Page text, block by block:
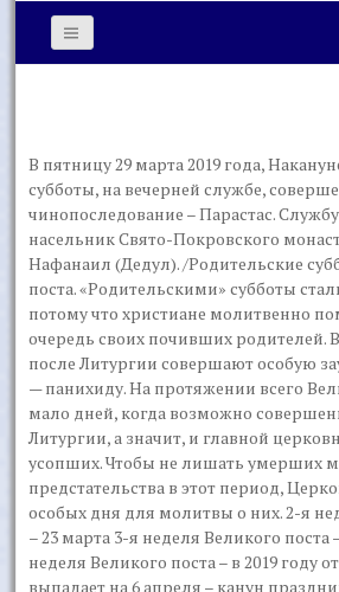
В пятницу 29 марта 2019 года,
субботы, на вечерней службе,
чинопоследование – Парастас.
насельник Свято-Покровского
Нафанаил (Дедул). /Родительские
поста. «Родительскими» субботы
потому что христиане молитвенно
очередь своих почивших родителей.
после Литургии совершают особую
— панихиду. На протяжении всего
мало дней, когда возможно
Литургии, а значит, и главной
усопших. Чтобы не лишать умерших
предстательства в этот период,
особых дня для молитвы о них. 2-я
– 23 марта 3-я неделя Великого поста
неделя Великого поста – в 2019 году
выпадает на 6 апреля – канун